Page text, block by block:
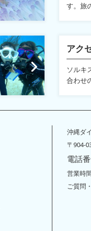
す。旅
アク
ソルキ
合わせ
沖縄ダ
〒904-
電話
営業時
ご質問